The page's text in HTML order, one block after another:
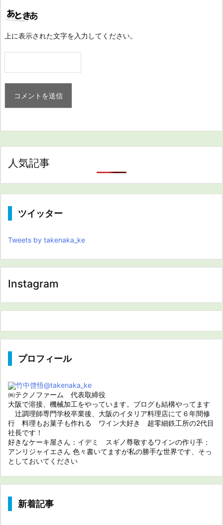
上に表示された文字を入力してください。
人気記事
ツイッター
Tweets by takenaka_ke
Instagram
プロフィール
竹中啓悟@takenaka_ke
㈱テクノファーム 代表取締役
大阪で溶接、機械加工をやっています。ブログも結構やってます
辻調理師専門学校卒業後、大阪のイタリア料理店にて６年間修
行 料理もお菓子も作れる ワイン大好き 超零細鉄工所の2代目
社長です！
好きなケーキ屋さん：イデミ スギノ尊敬するワインの作り手：
アンリジャイエさん 色々書いてますが私の勝手な世界です、そっ
としておいてください
新着記事